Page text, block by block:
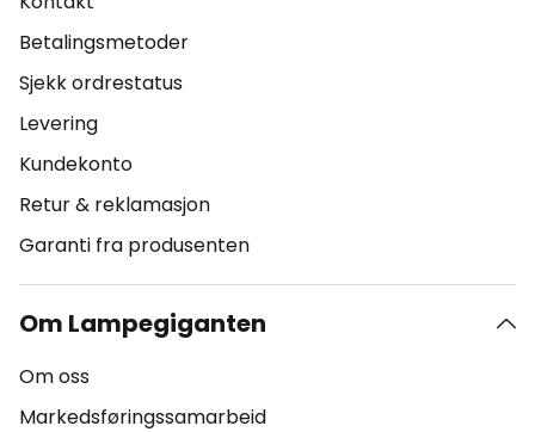
Betalingsmetoder
Sjekk ordrestatus
Levering
Kundekonto
Retur & reklamasjon
Garanti fra produsenten
Om Lampegiganten
Om oss
Markedsføringssamarbeid